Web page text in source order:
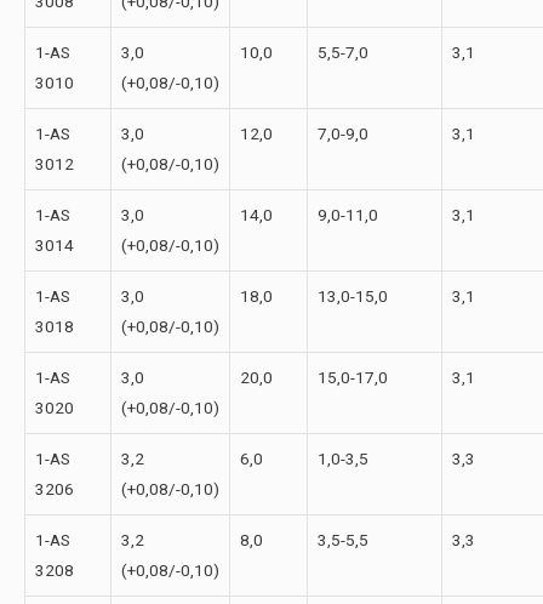
1-АS
3010
3,0
(+0,08/-0,10)
10,0 5,5-7,0 3,1
1-АS
3012
3,0
(+0,08/-0,10)
12,0 7,0-9,0 3,1
1-АS
3014
3,0
(+0,08/-0,10)
14,0 9,0-11,0 3,1
1-АS
3018
3,0
(+0,08/-0,10)
18,0 13,0-15,0 3,1
1-АS
3020
3,0
(+0,08/-0,10)
20,0 15,0-17,0 3,1
1-АS
3206
3,2
(+0,08/-0,10)
6,0 1,0-3,5 3,3
1-АS
3208
3,2
(+0,08/-0,10)
8,0 3,5-5,5 3,3